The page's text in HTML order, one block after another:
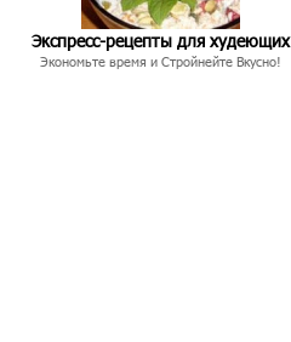
Экспресс-рецепты для худеющих
Экономьте время и Стройнейте Вкусно!